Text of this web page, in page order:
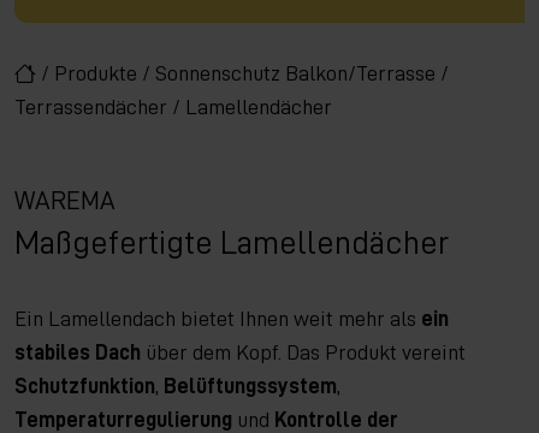
/ Produkte / Sonnenschutz Balkon/Terrasse /
Terrassendächer / Lamellendächer
WAREMA
Maßgefertigte Lamellendächer
Ein Lamellendach bietet Ihnen weit mehr als ein
stabiles Dach über dem Kopf. Das Produkt vereint
Schutzfunktion, Belüftungssystem,
Temperaturregulierung und Kontrolle der